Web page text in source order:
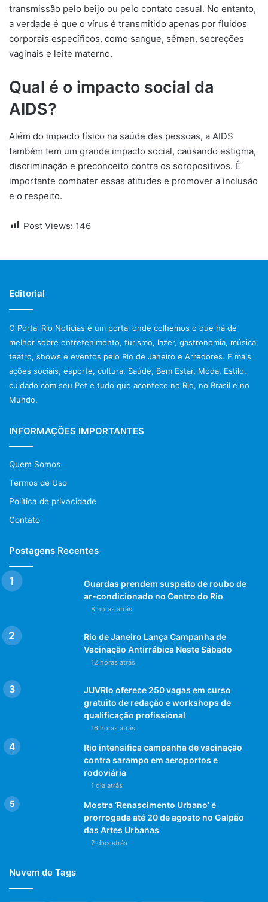
transmissão pelo beijo ou pelo contato casual. No entanto,
a verdade é que o vírus é transmitido apenas por fluidos
corporais específicos, como sangue, sêmen, secreções
vaginais e leite materno.
Qual é o impacto social da
AIDS?
Além do impacto físico na saúde das pessoas, a AIDS
também tem um grande impacto social, causando estigma,
discriminação e preconceito contra os soropositivos. É
importante combater essas atitudes e promover a inclusão
e o respeito.
Post Views: 146
Editorial
O Portal Rio Notícias é um portal onde colhemos o que há de
melhor sobre entretenimento, turismo, lazer, gastronomia, música,
teatro, shows e eventos pelo Rio de Janeiro e Arredores. E mais
ações sociais, esporte, cultura, Saúde, Bem Estar, Moda, Estilo,
cuidado com seu Pet e tudo que acontece no Rio, no Brasil e no
Mundo.
INFORMAÇÕES IMPORTANTES
Quem Somos
Termos de Uso
Política de privacidade
Contato
Postagens Recentes
Guardas prendem suspeito de roubo de
ar-condicionado no Centro do Rio
8 horas atrás
Rio de Janeiro Lança Campanha de
Vacinação Antirrábica Neste Sábado
12 horas atrás
JUVRio oferece 250 vagas em curso
gratuito de redação e workshops de
qualificação profissional
16 horas atrás
Rio intensifica campanha de vacinação
contra sarampo em aeroportos e
rodoviária
1 dia atrás
Mostra ‘Renascimento Urbano’ é
prorrogada até 20 de agosto no Galpão
das Artes Urbanas
2 dias atrás
Nuvem de Tags